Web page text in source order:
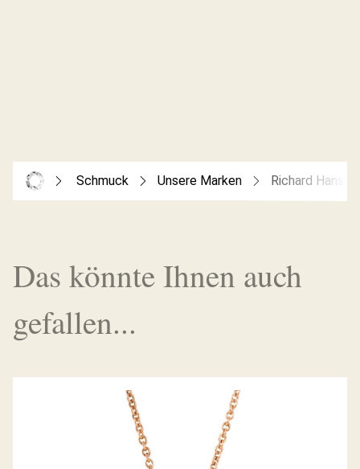
Schmuck Unsere Marken Richard Hans
Das könnte Ihnen auch
gefallen...